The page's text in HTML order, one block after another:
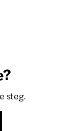
steg.